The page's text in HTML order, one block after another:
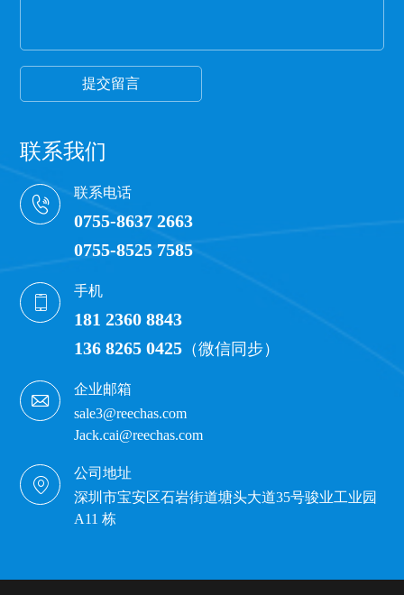
联系我们
联系电话
0755-8637 2663
0755-8525 7585
手机
181 2360 8843
136 8265 0425 （微信同步）
企业邮箱
sale3@reechas.com
Jack.cai@reechas.com
公司地址
深圳市宝安区石岩街道塘头大道35号骏业工业园
A11 栋
提交留言